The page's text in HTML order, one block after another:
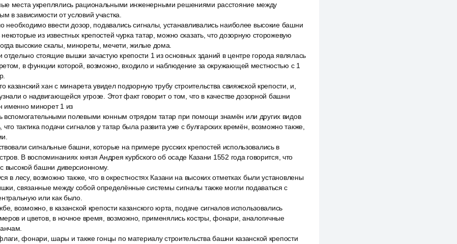
места укреплялись рациональными инженерными решениями расстояние между
в зависимости от условий участка.
необходимо ввести дозор, подавались сигналы, устанавливались наиболее высокие башни
из известных крепостей чурка татар, можно сказать, что дозорную сторожевую
высокие скалы, минореты, мечети, жилые дома.
стоящие вышки зачастую крепости 1 из основных зданий в центре города являлась
в функции которой, возможно, входило и наблюдение за окружающей местностью с 1
казанский хан с минарета увидел подзорную трубу строительства свияжской крепости, и,
о надвигающейся угрозе. Этот факт говорит о том, что в качестве дозорной башни
именно минорет 1 из
вспомогательными полевыми конным отрядом татар при помощи знамён или других видов
что тактика подачи сигналов у татар была развита уже с булгарских времён, возможно также,
сигнальные башни, которые на примере русских крепостей использовались в
В воспоминаниях князя Андрея курбского об осаде Казани 1552 года говорится, что
высокой башни диверсионному.
в лесу, возможно также, что в окрестностях Казани на высоких отметках были установлены
связанные между собой определённые системы сигналы также могли подаваться с
или как было.
возможно, в казанской крепости казанского юрта, подаче сигналов использовались
и цветов, в ночное время, возможно, применялись костры, фонари, аналогичные
фонари, шары и также гонцы по материалу строительства башни казанской крепости